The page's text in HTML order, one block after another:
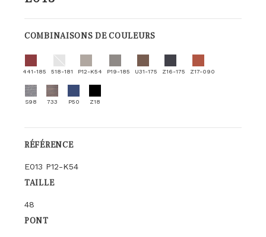
COMBINAISONS DE COULEURS
441-185 518-181 P12-K54 P19-185 U31-175 Z16-175 Z17-090
S98 733 P50 Z18
RÉFÉRENCE
E013 P12-K54
TAILLE
48
PONT